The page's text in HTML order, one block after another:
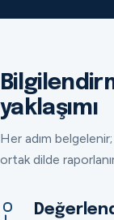
yaklaşımı
Her adım
ortak dilde